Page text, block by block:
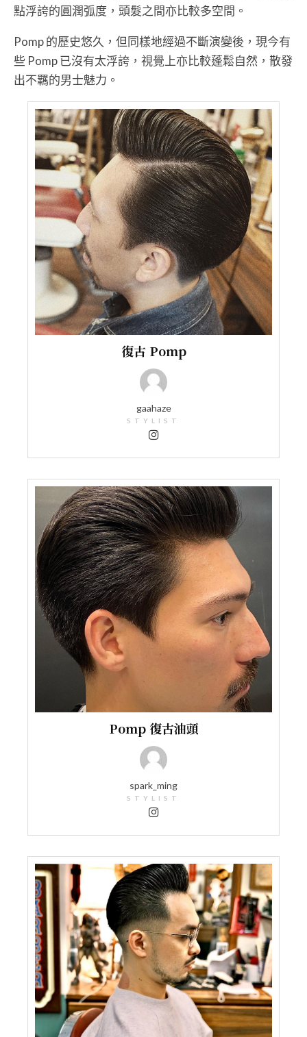
點浮誇的圓潤弧度，頭髮之間亦比較多空間。
Pomp 的歷史悠久，但同樣地經過不斷演變後，現今有
些 Pomp 已沒有太浮誇，視覺上亦比較蓬鬆自然，散發
出不羈的男士魅力。
復古 Pomp
gaahaze
STYLIST
Pomp 復古油頭
spark_ming
STYLIST